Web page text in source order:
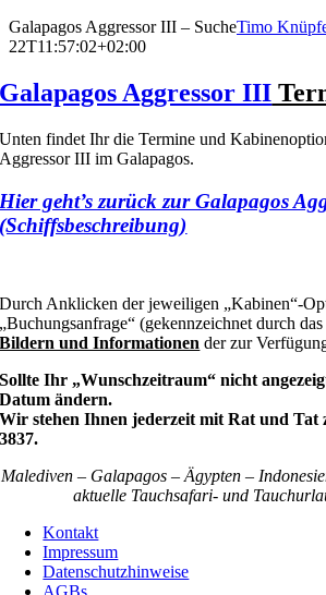
Galapagos Aggressor III – SucheTimo
22T11:57:02+02:00
Galapagos Aggressor III
Unten findet Ihr die Termine und
Aggressor III im Galapagos.
Hier geht’s zurück zur Galapagos
(Schiffsbeschreibung)
Durch Anklicken der jeweiligen „Kabinen“-
„Buchungsanfrage“ (gekennzeichnet durch
Bildern und Informationen der zur
Sollte Ihr „Wunschzeitraum“ nicht
Datum ändern.
Wir stehen Ihnen jederzeit mit Rat und Tat
3837.
Malediven – Galapagos – Ägypten –
aktuelle Tauchsafari- und
Kontakt
Impressum
Datenschutzhinweise